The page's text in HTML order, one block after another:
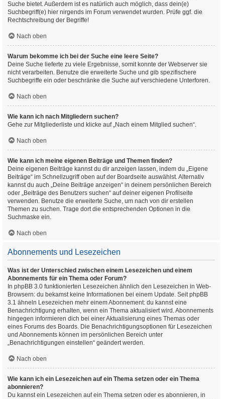
Suche bietet. Außerdem ist es natürlich auch möglich, dass dein(e)
Suchbegriff(e) hier nirgends im Forum verwendet wurden. Prüfe ggf. die
Rechtschreibung der Begriffe!
Nach oben
Warum bekomme ich bei der Suche eine leere Seite?
Deine Suche lieferte zu viele Ergebnisse, somit konnte der Webserver sie
nicht verarbeiten. Benutze die erweiterte Suche und gib spezifischere
Suchbegriffe ein oder beschränke die Suche auf verschiedene Unterforen.
Nach oben
Wie kann ich nach Mitgliedern suchen?
Gehe zur Mitgliederliste und klicke auf „Nach einem Mitglied suchen“.
Nach oben
Wie kann ich meine eigenen Beiträge und Themen finden?
Deine eigenen Beiträge kannst du dir anzeigen lassen, indem du „Eigene
Beiträge“ im Schnellzugriff oben auf der Boardseite auswählst. Alternativ
kannst du auch „Deine Beiträge anzeigen“ in deinem persönlichen Bereich
oder „Beiträge des Benutzers suchen“ auf deiner eigenen Profilseite
verwenden. Benutze die erweiterte Suche, um nach von dir erstellen
Themen zu suchen. Trage dort die entsprechenden Optionen in die
Suchmaske ein.
Nach oben
Abonnements und Lesezeichen
Was ist der Unterschied zwischen einem Lesezeichen und einem
Abonnements für ein Thema oder Forum?
In phpBB 3.0 funktionierten Lesezeichen ähnlich den Lesezeichen in Web-
Browsern: du bekamst keine Informationen bei einem Update. Seit phpBB
3.1 ähneln Lesezeichen mehr einem Abonnement: du kannst eine
Benachrichtigung erhalten, wenn ein Thema aktualisiert wird. Abonnements
hingegen informieren dich bei einer Aktualisierung eines Themas oder
eines Forums des Boards. Die Benachrichtigungsoptionen für Lesezeichen
und Abonnements können im persönlichen Bereich unter
„Benachrichtigungen einstellen“ geändert werden.
Nach oben
Wie kann ich ein Lesezeichen auf ein Thema setzen oder ein Thema
abonnieren?
Du kannst ein Lesezeichen auf ein Thema setzen oder es abonnieren, in